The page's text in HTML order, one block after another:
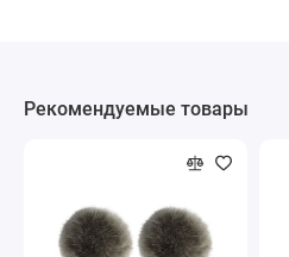
Рекомендуемые товары